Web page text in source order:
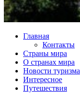
Туристические новости
Главная
Контакты
Страны мира
О странах мира
Новости туризма
Интересное
Путешествия